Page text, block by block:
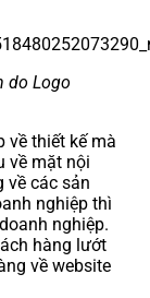
do Logo
về thiết kế mà
về mặt nội
về các sản
nghiệp thì
nghiệp.
hàng lướt
về website